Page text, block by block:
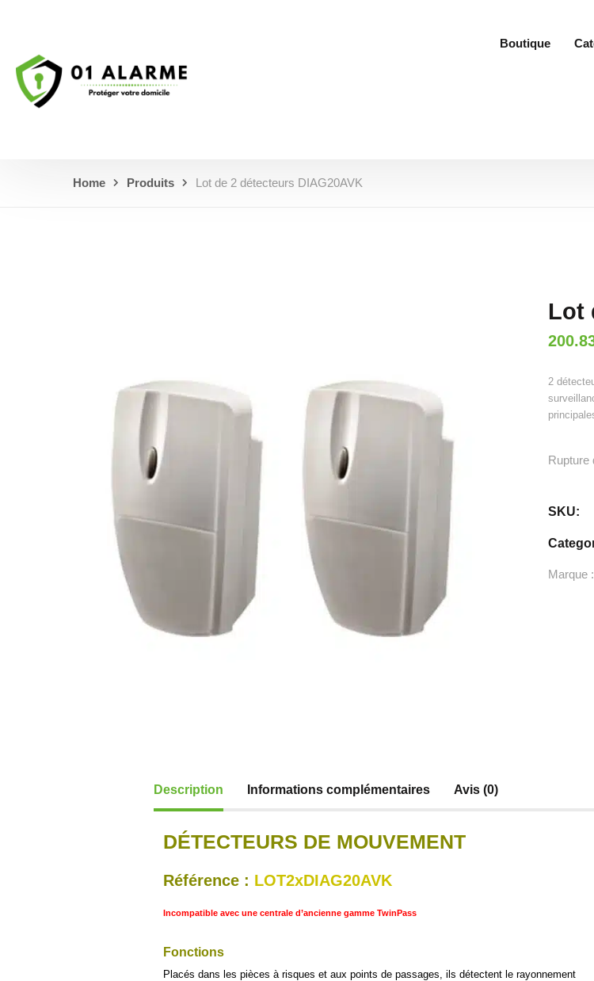
Boutique
Home Produits Lot de 2 détecteurs DIAG20AVK
Lot
2
Rupture
SKU:
Marque :
Description Informations complémentaires Avis (0)
DÉTECTEURS DE MOUVEMENT
Référence : LOT2xDIAG20AVK
Incompatible avec une centrale d’ancienne gamme TwinPass
Fonctions
Placés dans les pièces à risques et aux points de passages, ils détectent le rayonnement